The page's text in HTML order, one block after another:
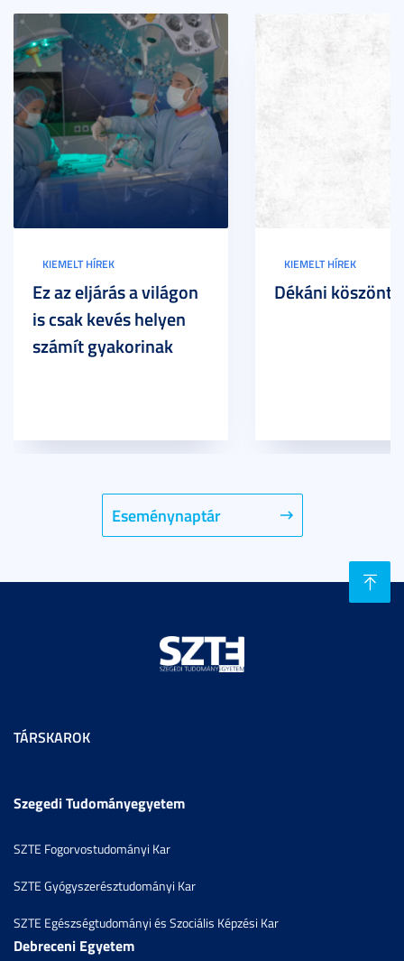
Eseménynaptár
KIEMELT HÍREK
Ez az eljárás a világon
is csak kevés helyen
számít gyakorinak
KIEMELT HÍREK
Dékáni köszöntő
TÁRSKAROK
Szegedi Tudományegyetem
SZTE Fogorvostudományi Kar
SZTE Gyógyszerésztudományi Kar
SZTE Egészségtudományi és Szociális Képzési Kar
Debreceni Egyetem